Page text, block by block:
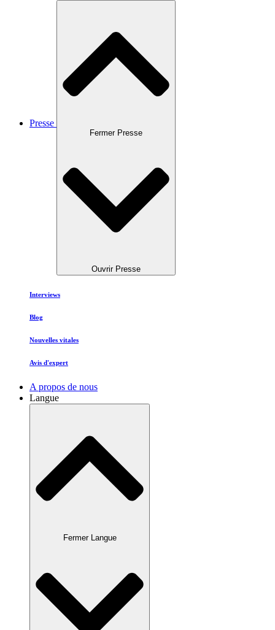
Presse
Fermer Presse
Ouvrir Presse
Interviews
Blog
Nouvelles vitales
Avis d'expert
A propos de nous
Langue
Fermer Langue